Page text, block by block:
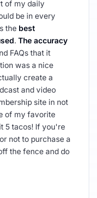
of my daily
be in every
the best
. The accuracy
FAQs that it
was a nice
create a
and video
site in not
of my favorite
5 tacos! If you're
not to purchase a
the fence and do